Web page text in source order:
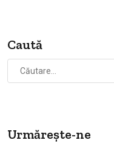
Caută
după:
Urmărește-ne